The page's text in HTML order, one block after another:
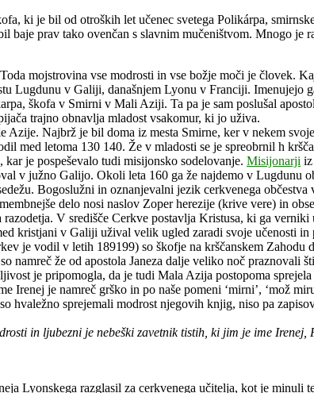
ki je bil od otroških let učenec svetega Polikárpa,
baje prav tako ovenčan s slavnim mučeništvom. Mnogo je
mojstrovina vse modrosti in vse božje moči je človek.
Lugdunu v Galiji, današnjem Lyonu v Franciji. Imenujejo
škofa v Smirni v Mali Aziji. Ta pa je sam poslušal
trajno obnavlja mladost vsakomur, ki jo uživa.
Azije. Najbrž je bil doma iz mesta Smirne, ker v nekem
med letoma 130 140. Že v mladosti se je spreobrnil h
je pospeševalo tudi misijonsko sodelovanje. Misijonarji
v južno Galijo. Okoli leta 160 ga že najdemo v Lugdunu
Bogoslužni in oznanjevalni jezik cerkvenega
delo nosi naslov Zoper herezije (krive vere) in
V središče Cerkve postavlja Kristusa, ki ga
kristjani v Galiji užival velik ugled zaradi svoje učenosti
je vodil v letih 189199) so škofje na krščanskem
namreč že od apostola Janeza dalje veliko noč
je pripomogla, da je tudi Mala Azija postopoma
Irenej je namreč grško in po naše pomeni ‘mirni’, ‘mož
hvaležno sprejemali modrost njegovih knjig, niso pa
in ljubezni je nebeški zavetnik tistih, ki jim je ime
Lyonskega razglasil za cerkvenega učitelja, kot je